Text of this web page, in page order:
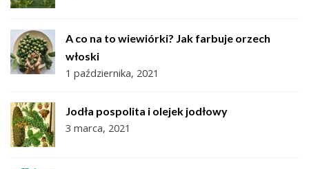
A co na to wiewiórki? Jak farbuje orzech
włoski
1 października, 2021
Jodła pospolita i olejek jodłowy
3 marca, 2021